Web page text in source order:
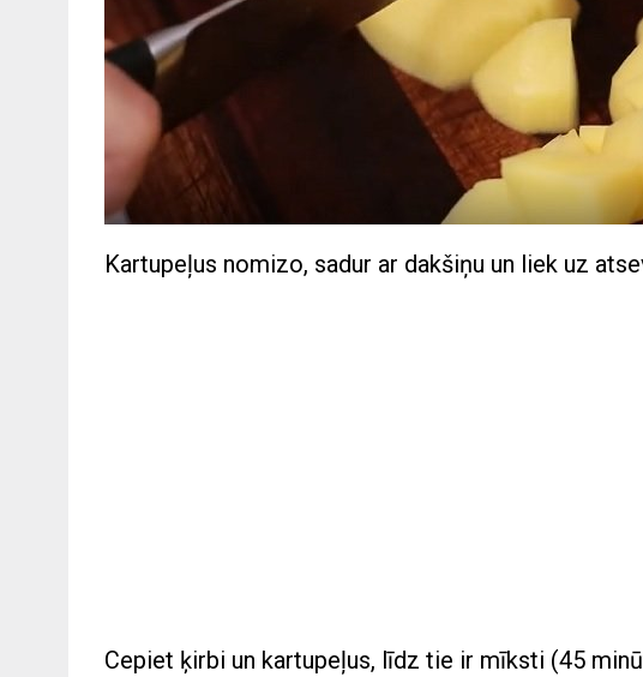
Kartupeļus nomizo, sadur ar dakšiņu un liek uz
Cepiet ķirbi un kartupeļus, līdz tie ir mīksti (45